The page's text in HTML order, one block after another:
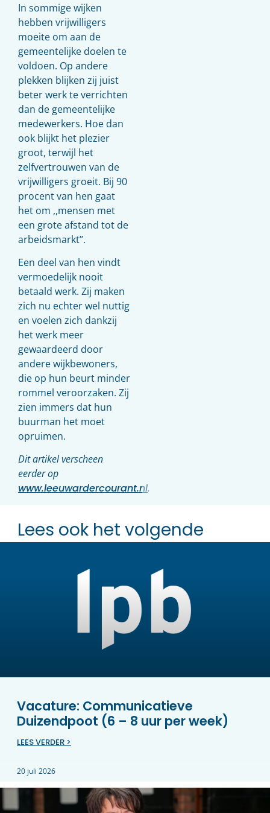
In sommige wijken
hebben vrijwilligers
moeite om aan de
gemeentelijke doelen te
voldoen. Op andere
plekken blijken zij juist
beter werk te verrichten
dan de gemeentelijke
medewerkers. Hoe dan
ook blijkt het plezier
groot, terwijl het
zelfvertrouwen van de
vrijwilligers groeit. Bij 90
procent van hen gaat
het om ,,mensen met
een grote afstand tot de
arbeidsmarkt’’.
Een deel van hen vindt
vermoedelijk nooit
betaald werk. Zij maken
zich nu echter wel nuttig
en voelen zich dankzij
het werk meer
gewaardeerd door
andere wijkbewoners,
die op hun beurt minder
rommel veroorzaken. Zij
zien immers dat hun
buurman het moet
opruimen.
Dit artikel verscheen
eerder op
www.leeuwardercourant.nl.
Lees ook het volgende
Vacature: Communicatieve
Duizendpoot (6 – 8 uur per week)
LEES VERDER >
20 juli 2026